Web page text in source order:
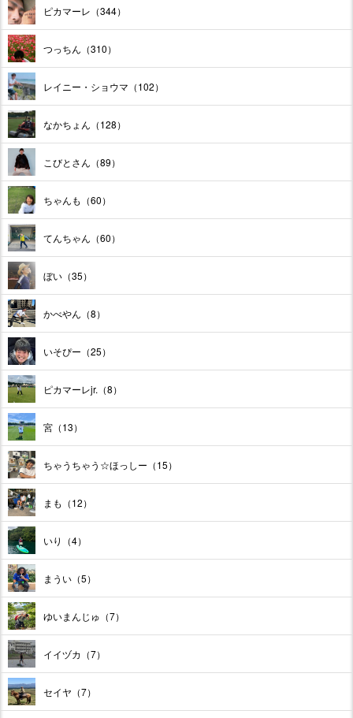
ピカマーレ（344）
つっちん（310）
レイニー・ショウマ（102）
なかちょん（128）
こびとさん（89）
ちゃんも（60）
てんちゃん（60）
ぼい（35）
かべやん（8）
いそぴー（25）
ピカマーレjr.（8）
宮（13）
ちゃうちゃう☆ほっしー（15）
まも（12）
いり（4）
まうい（5）
ゆいまんじゅ（7）
イイヅカ（7）
セイヤ（7）